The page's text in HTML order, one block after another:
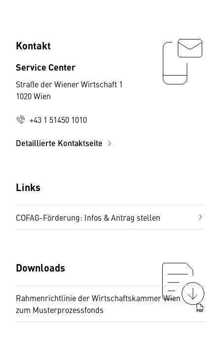
Kontakt
Service Center
Straße der Wiener Wirtschaft 1
1020 Wien
+43 1 51450 1010
Detaillierte Kontaktseite
Links
COFAG-Förderung: Infos & Antrag stellen
Downloads
Rahmenrichtlinie der Wirtschaftskammer Wien
zum Musterprozessfonds
PDF